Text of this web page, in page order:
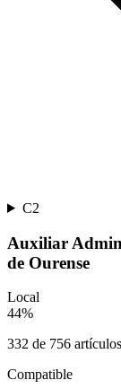
C2
Auxiliar
de Ourense
Local
44%
332 de 756
Compatible